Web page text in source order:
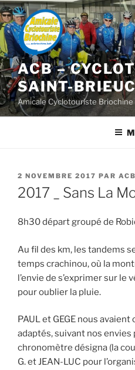
Aller
au
contenu
principal
ACB –
SAINT-
Amicale Cyclotouriste Briochine
PUBLIÉ
LE
2 NOVEMBRE 2017 PAR
2017 _ Sans La
8h30 départ groupé de
Au fil des km, les tandems
temps crachinou, où la
l’envie de s’exprimer sur
pour oublier la pluie.
PAUL et GEGE nous
adaptés, suivant nos envies
chronomètre désigna (la
G. et JEAN-LUC pour